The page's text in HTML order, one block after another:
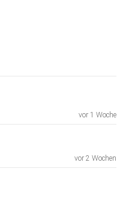
vor 1 Woche
vor 2 Wochen